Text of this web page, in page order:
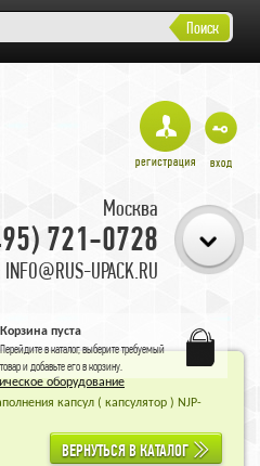
Поиск
Москва
721-0728
UPACK.RU
Корзина пуста
Перейдите вкаталог, выберите требуемый
товар и добавьте его в корзину.
оборудование
капсул ( капсулятор ) NJP-
ВЕРНУТЬСЯ В КАТАЛОГ